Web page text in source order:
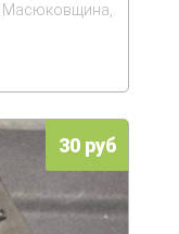
Масюковщина,
30 руб